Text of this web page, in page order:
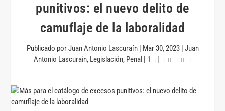
punitivos: el nuevo delito de
camuflaje de la laboralidad
Publicado porJuan Antonio Lascuraín| Mar 30, 2023| Juan
Antonio Lascurain, Legislación, Penal | 1 |